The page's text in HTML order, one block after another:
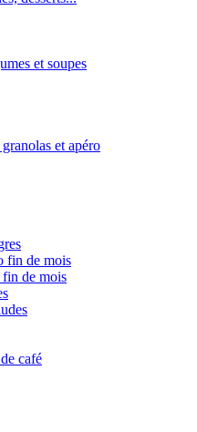
et soupes
et apéro
fin de mois
de mois
café